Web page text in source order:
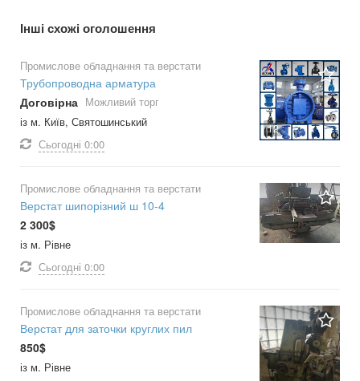
Інші схожі оголошення
12
Промислове обладнання та верстати
Трубопроводна арматура
Договірна Можливий торг
із м. Київ, Святошинський
Сьогодні 0:00
Промислове обладнання та верстати
Верстат шипорізний ш 10-4
2 300$
із м. Рівне
Сьогодні 0:00
Промислове обладнання та верстати
Верстат для заточки круглих пил
850$
із м. Рівне